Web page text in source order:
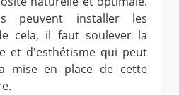
peuvent installer les
cela, il faut soulever la
et d'esthétisme qui peut
mise en place de cette